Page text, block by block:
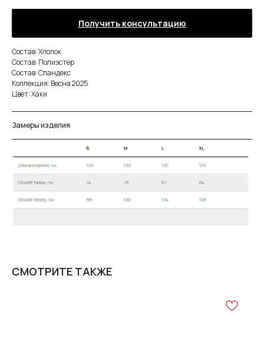
Получить консультацию
Состав: Хлопок
Состав: Полиэстер
Состав: Спандекс
Коллекция: Весна 2025
Цвет: Хаки
Замеры изделия
СМОТРИТЕ ТАКЖЕ